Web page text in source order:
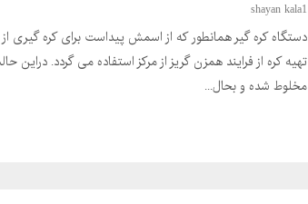
shayan kala1
دستگاه کره گیر همانطور که از اسمش پیداست برای کره گیری
تهیه کره از فرایند همزن گریز از مرکز استفاده می گردد. دراین
مخلوط شده و بحال...